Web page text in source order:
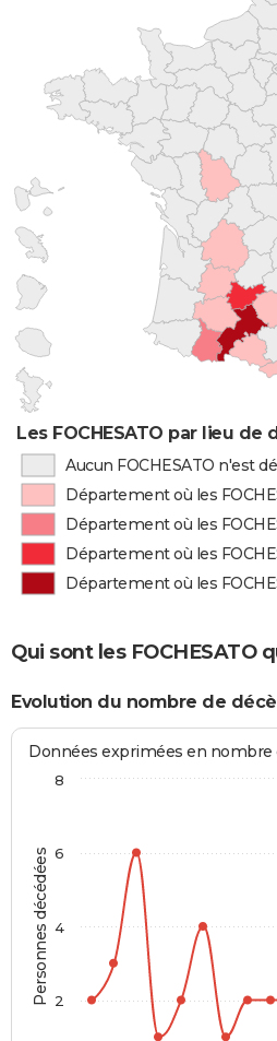
Les FOCHESATO par lieu de
Aucun FOCHESATO n'est
Département où les
Département où les
Département où les
Département où les
Qui sont les FOCHESATO
Evolution du nombre de
Personnes décédées
Données exprimées en nombre
2
4
6
8